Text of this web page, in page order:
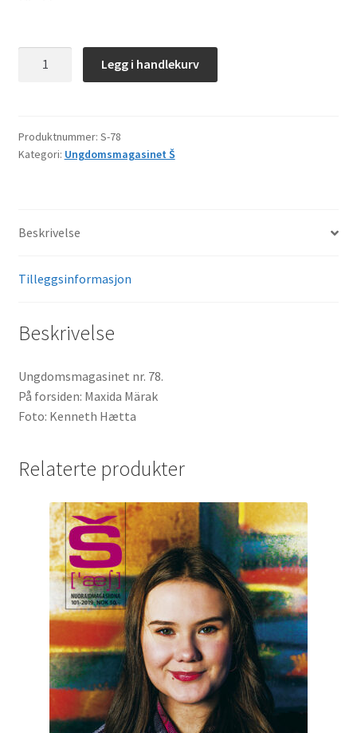
Legg i handlekurv
Produktnummer: S-78
Kategori: Ungdomsmagasinet Š
Beskrivelse
Tilleggsinformasjon
Beskrivelse
Ungdomsmagasinet nr. 78.
På forsiden: Maxida Märak
Foto: Kenneth Hætta
Relaterte produkter